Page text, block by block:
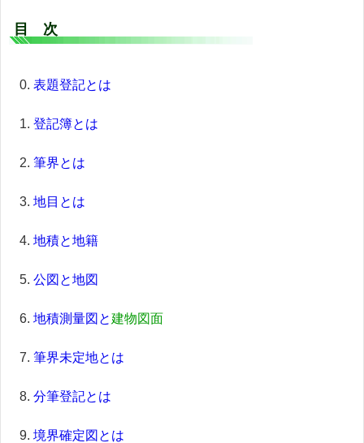
目 次
表題登記とは
登記簿とは
筆界とは
地目とは
地積と地籍
公図と地図
地積測量図と建物図面
筆界未定地とは
分筆登記とは
境界確定図とは